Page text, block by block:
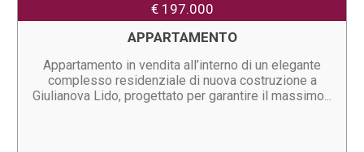
€ 197.000
APPARTAMENTO
Appartamento in vendita all’interno di un elegante
complesso residenziale di nuova costruzione a
Giulianova Lido, progettato per garantire il massimo...